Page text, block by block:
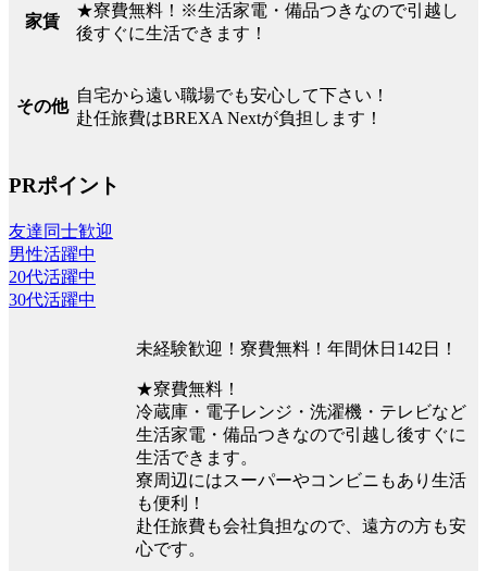
家賃
★寮費無料！※生活家電・備品つきなので引越し
後すぐに生活できます！
その他
自宅から遠い職場でも安心して下さい！
赴任旅費はBREXA Nextが負担します！
PRポイント
友達同士歓迎
男性活躍中
20代活躍中
30代活躍中
未経験歓迎！寮費無料！年間休日142日！
★寮費無料！
冷蔵庫・電子レンジ・洗濯機・テレビなど
生活家電・備品つきなので引越し後すぐに
生活できます。
寮周辺にはスーパーやコンビニもあり生活
も便利！
赴任旅費も会社負担なので、遠方の方も安
心です。